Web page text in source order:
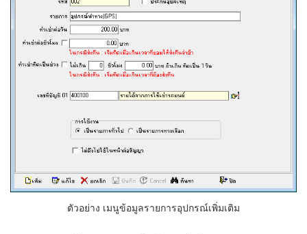
ตัวอย่าง เมนูข้อมูลรายการอุปกรณ์เพิ่มเติม